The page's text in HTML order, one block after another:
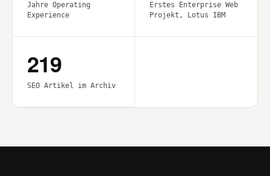
Jahre Operating
Experience
Erstes Enterprise Web
Projekt, Lotus IBM
219
SEO Artikel im Archiv